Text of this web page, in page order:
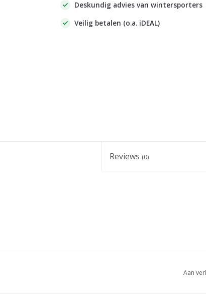
Deskundig advies van wintersporters
Veilig betalen (o.a. iDEAL)
Reviews (0)
Aan